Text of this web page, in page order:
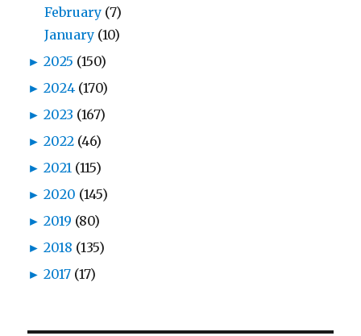
February (7)
January (10)
► 2025 (150)
► 2024 (170)
► 2023 (167)
► 2022 (46)
► 2021 (115)
► 2020 (145)
► 2019 (80)
► 2018 (135)
► 2017 (17)